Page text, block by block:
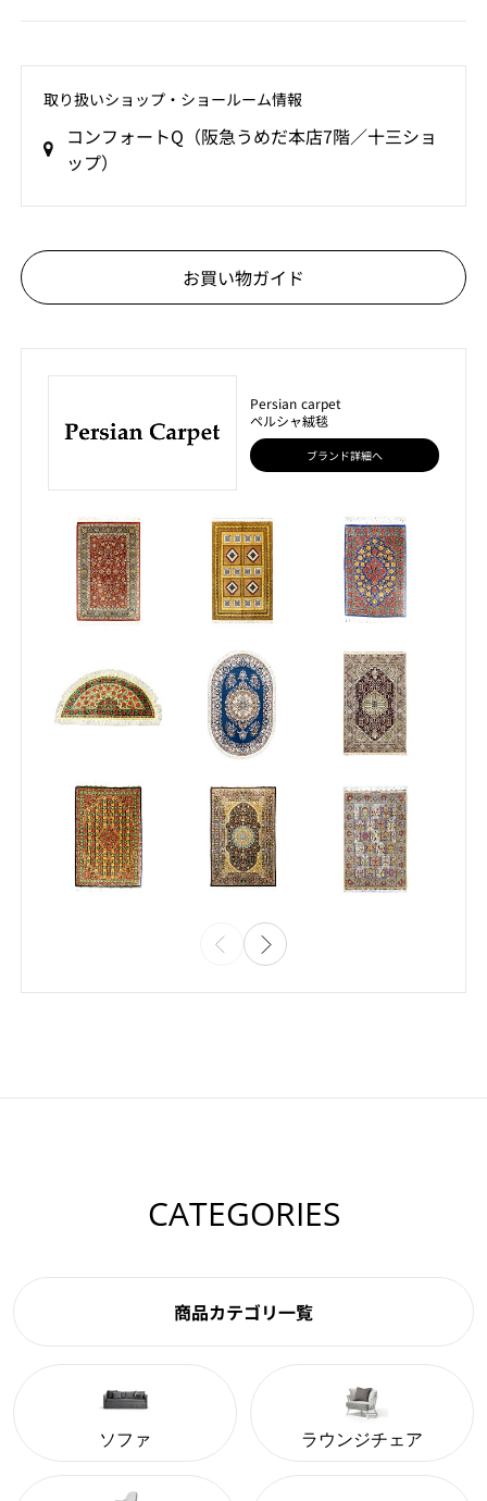
取り扱いショップ‧ショールーム情報
コンフォートQ（阪急うめだ本店7階／十三ショ
ップ）
お買い物ガイド
Persian carpet
ペルシャ絨毯
ブランド詳細へ
CATEGORIES
商品カテゴリ一覧
ソファ ラウンジチェア